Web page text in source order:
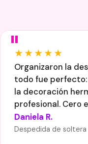
★★★★★
Organizaron la
todo fue
la decoración
profesional. Cero
Daniela R.
Despedida de soltera